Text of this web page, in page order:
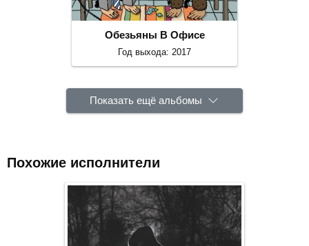
Обезьяны В Офисе
Год выхода: 2017
Показать ещё альбомы
Похожие исполнители